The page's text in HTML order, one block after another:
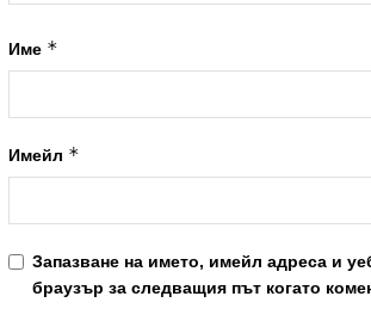
Име *
Имейл *
Запазване на името, имейл адреса и
браузър за следващия път когато